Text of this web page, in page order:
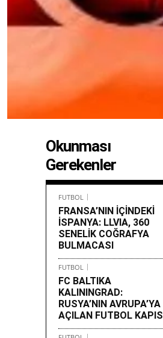
Okunması
Gerekenler
FUTBOL
FRANSA’NIN İÇİNDEKİ
İSPANYA: LLVIA, 360
SENELİK COĞRAFYA
BULMACASI
FUTBOL
FC BALTIKA
KALININGRAD:
RUSYA’NIN AVRUPA’YA
AÇILAN FUTBOL KAPISI